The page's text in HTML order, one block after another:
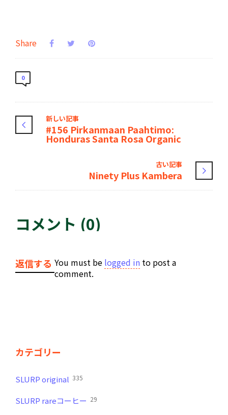
Share
0
新しい記事
#156 Pirkanmaan Paahtimo:
Honduras Santa Rosa Organic
古い記事
Ninety Plus Kambera
コメント (0)
返信する You must be logged in to post a
comment.
カテゴリー
SLURP original 335
SLURP rareコーヒー 29